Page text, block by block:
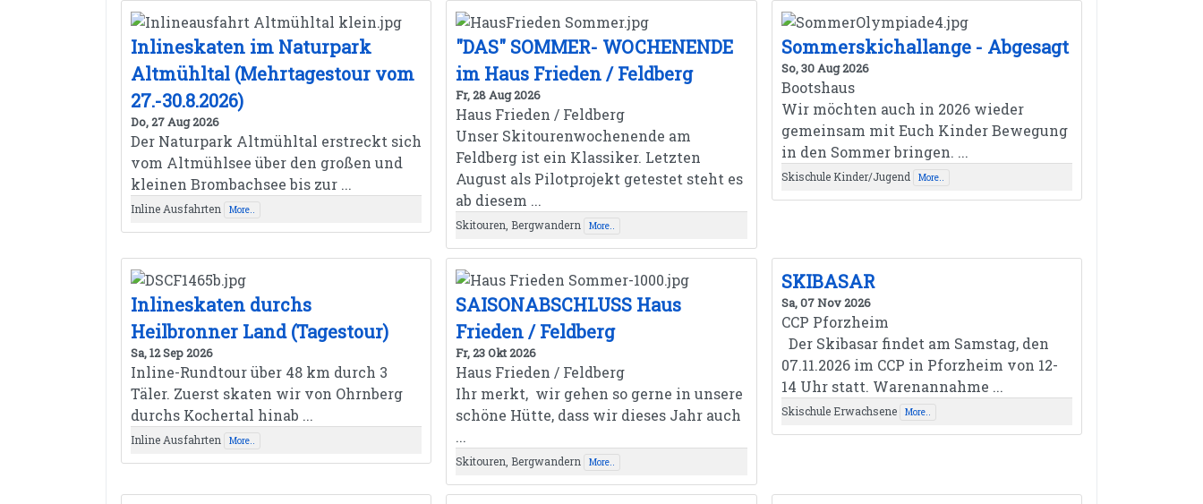
Inlineskaten im Naturpark
Altmühltal (Mehrtagestour vom
27.-30.8.2026)
Do, 27 Aug 2026
Der Naturpark Altmühltal erstreckt sich
vom Altmühlsee über den großen und
kleinen Brombachsee bis zur ...
Inline Ausfahrten More..
"DAS" SOMMER- WOCHENENDE
im Haus Frieden / Feldberg
Fr, 28 Aug 2026
Haus Frieden / Feldberg
Unser Skitourenwochenende am
Feldberg ist ein Klassiker. Letzten
August als Pilotprojekt getestet steht es
ab diesem ...
Skitouren, Bergwandern More..
Sommerskichallange - Abgesagt
So, 30 Aug 2026
Bootshaus
Wir möchten auch in 2026 wieder
gemeinsam mit Euch Kinder Bewegung
in den Sommer bringen. ...
Skischule Kinder/Jugend More..
Inlineskaten durchs
Heilbronner Land (Tagestour)
Sa, 12 Sep 2026
Inline-Rundtour über 48 km durch 3
Täler. Zuerst skaten wir von Ohrnberg
durchs Kochertal hinab ...
Inline Ausfahrten More..
SAISONABSCHLUSS Haus
Frieden / Feldberg
Fr, 23 Okt 2026
Haus Frieden / Feldberg
Ihr merkt, wir gehen so gerne in unsere
schöne Hütte, dass wir dieses Jahr auch
...
Skitouren, Bergwandern More..
SKIBASAR
Sa, 07 Nov 2026
CCP Pforzheim
Der Skibasar findet am Samstag, den
07.11.2026 im CCP in Pforzheim von 12-
14 Uhr statt. Warenannahme ...
Skischule Erwachsene More..